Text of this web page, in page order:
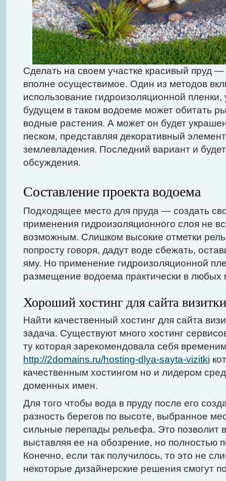
Сделать на своем участке красивый пруд
вполне осуществимое. Один из методов
использование гидроизоляционной
будущем в таком водоеме может обитать
водные растения. А может он будет
песком, представляя декоративный
землевладения. Последний вариант и
обсуждения.
Составление проекта водоема
Подходящее место для пруда — создать
применения гидроизоляционного слоя не
возможным. Слишком высокие отметки
попросту говоря, дадут воде сбежать,
яму. Но применение гидроизоляционной
размещение водоема практически в любых
Хороший хостинг для сайта визитки
Найти качественный хостинг для сайта
задача. Существуют много хостинг
ту которая зарекомендовала себя
http://2domains.ru/hosting-dlya-sayta-vizitki
качественным хостингом но и лидером
доменных имен.
Для того чтобы вода в пруду после его
разность берегов по высоте, выбранное
сильные перепады рельефа. Это позволит
выставляя ее на обозрение, но полностью
Конечно, если так получилось, то это не
некоторые дизайнерские решения смогут